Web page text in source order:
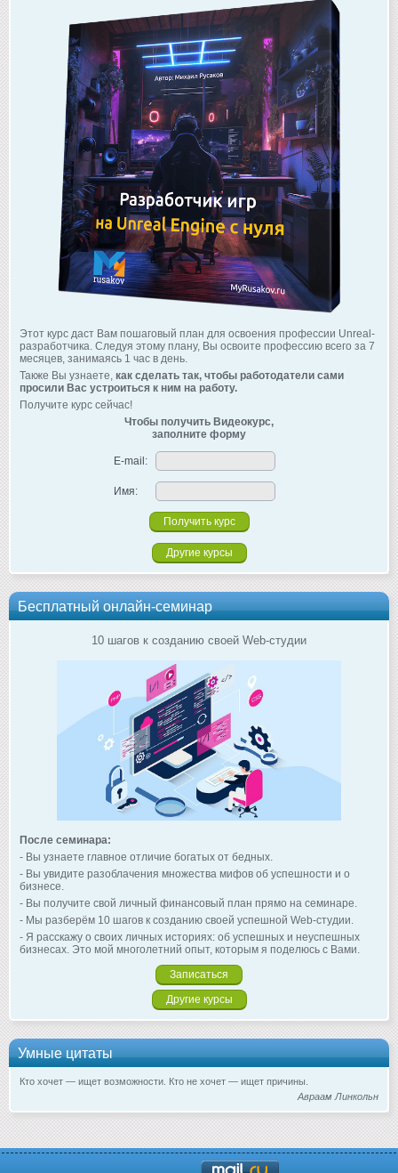
Этот курс даст Вам пошаговый план для освоения профессии Unreal-
разработчика. Следуя этому плану, Вы освоите профессию всего за 7
месяцев, занимаясь 1 час в день.
Также Вы узнаете, как сделать так, чтобы работодатели сами
просили Вас устроиться к ним на работу.
Получите курс сейчас!
Чтобы получить Видеокурс,
заполните форму
E-mail:
Имя:
Другие курсы
Бесплатный онлайн-семинар
10 шагов к созданию своей Web-студии
После семинара:
- Вы узнаете главное отличие богатых от бедных.
- Вы увидите разоблачения множества мифов об успешности и о
бизнесе.
- Вы получите свой личный финансовый план прямо на семинаре.
- Мы разберём 10 шагов к созданию своей успешной Web-студии.
- Я расскажу о своих личных историях: об успешных и неуспешных
бизнесах. Это мой многолетний опыт, которым я поделюсь с Вами.
Записаться
Другие курсы
Умные цитаты
Кто хочет — ищет возможности. Кто не хочет — ищет причины.
Авраам Линкольн